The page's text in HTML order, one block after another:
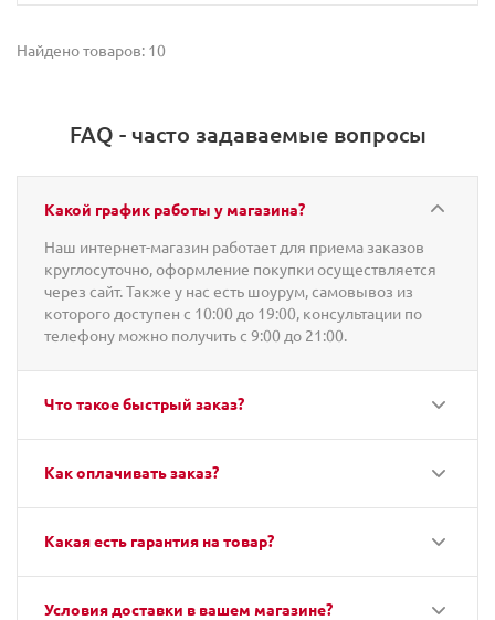
Найдено товаров: 10
FAQ - часто задаваемые вопросы
Какой график работы у магазина?
Наш интернет-магазин работает для приема заказов
круглосуточно, оформление покупки осуществляется
через сайт. Также у нас есть шоурум, самовывоз из
которого доступен с 10:00 до 19:00, консультации по
телефону можно получить с 9:00 до 21:00.
Что такое быстрый заказ?
Как оплачивать заказ?
Какая есть гарантия на товар?
Условия доставки в вашем магазине?